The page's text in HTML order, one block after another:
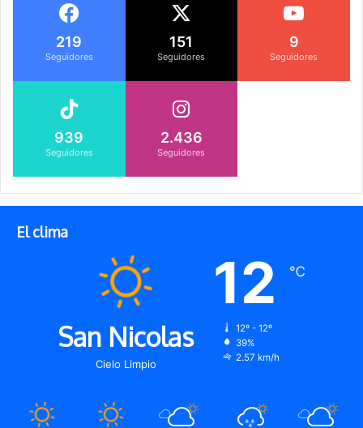
219
Seguidores
151
Seguidores
9
Seguidores
939
Seguidores
2.436
Seguidores
El clima
San Nicolas
Cielo Limpio
12 ℃
12º - 12º
39%
2.57 km/h